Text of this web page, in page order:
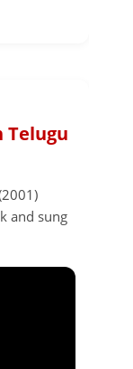
Telugu
and sung